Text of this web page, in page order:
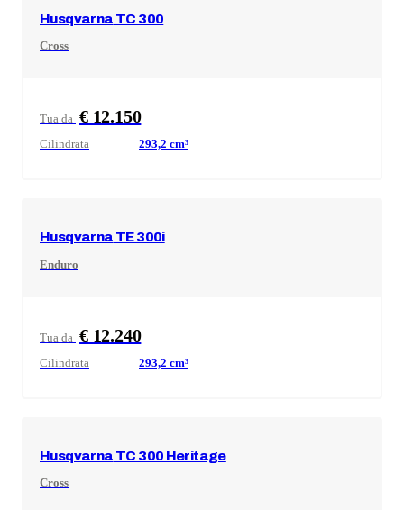
Husqvarna TC 300
Cross
Tua da € 12.150
Cilindrata 293,2 cm³
Husqvarna TE 300i
Enduro
Tua da € 12.240
Cilindrata 293,2 cm³
Husqvarna TC 300 Heritage
Cross